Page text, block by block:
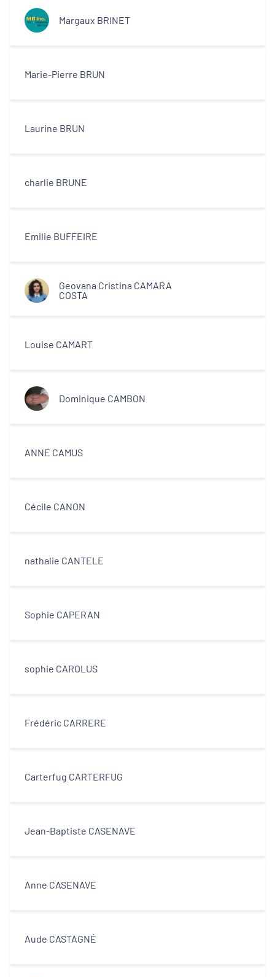
Margaux BRINET
Marie-Pierre BRUN
Laurine BRUN
charlie BRUNE
Emilie BUFFEIRE
Geovana Cristina CAMARA
COSTA
Louise CAMART
Dominique CAMBON
ANNE CAMUS
Cécile CANON
nathalie CANTELE
Sophie CAPERAN
sophie CAROLUS
Frédéric CARRERE
Carterfug CARTERFUG
Jean-Baptiste CASENAVE
Anne CASENAVE
Aude CASTAGNÉ